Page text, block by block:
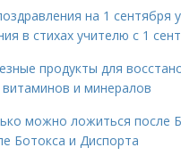
на 1 сентября
в стихах учителю с 1
продукты для
и минералов
можно ложиться после
Ботокса и Диспорта